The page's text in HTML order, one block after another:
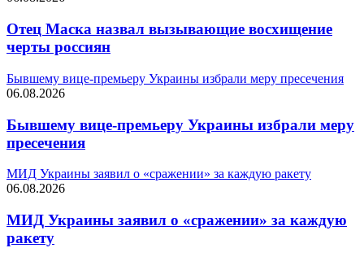
Отец Маска назвал вызывающие восхищение
черты россиян
Бывшему вице-премьеру Украины избрали меру пресечения
06.08.2026
Бывшему вице-премьеру Украины избрали меру
пресечения
МИД Украины заявил о «сражении» за каждую ракету
06.08.2026
МИД Украины заявил о «сражении» за каждую
ракету